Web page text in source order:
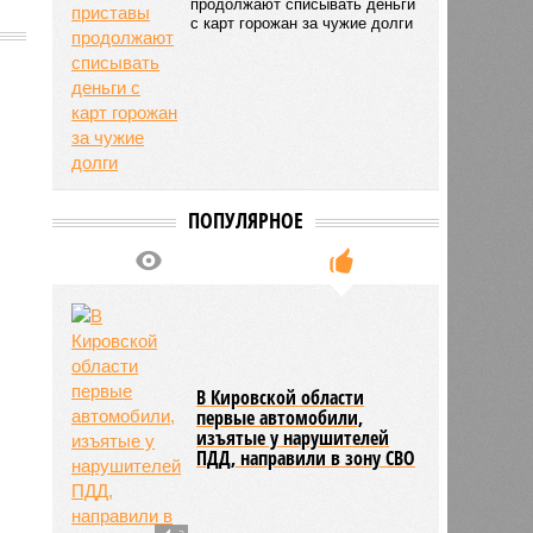
продолжают списывать деньги
с карт горожан за чужие долги
ПОПУЛЯРНОЕ
В Кировской области
первые автомобили,
изъятые у нарушителей
ПДД, направили в зону СВО